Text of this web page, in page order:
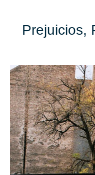
Pre­jui­cios,